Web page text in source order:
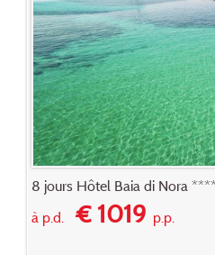
8 jours Hôtel Baia di Nora
à p.d.€ 1019p.p.